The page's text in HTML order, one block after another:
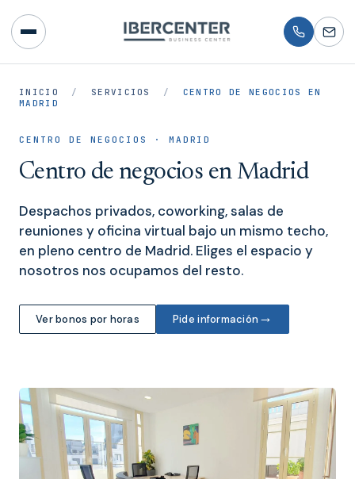
INICIO / SERVICIOS /
CENTRO DE NEGOCIOS EN
MADRID
CENTRO DE NEGOCIOS · MADRID
Centro de negocios en Madrid
Despachos privados, coworking, salas de
reuniones y oficina virtual bajo un mismo techo,
en pleno centro de Madrid. Eliges el espacio y
nosotros nos ocupamos del resto.
Pide información →
Ver bonos por horas